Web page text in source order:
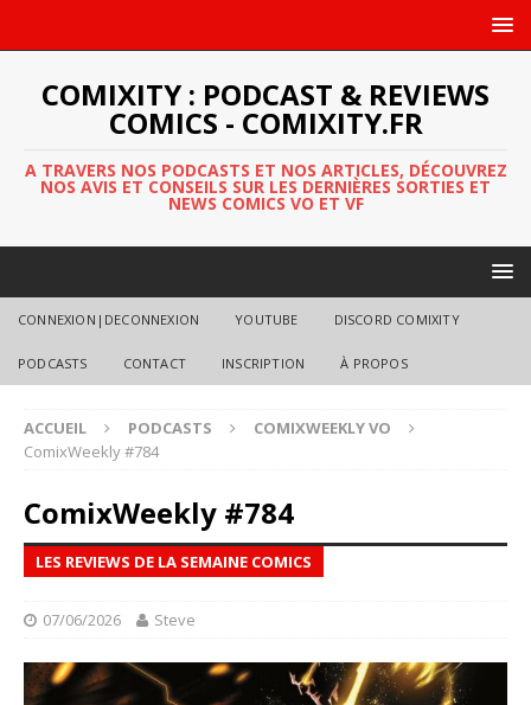
COMIXITY : PODCAST & REVIEWS
COMICS - COMIXITY.FR
A TRAVERS NOS PODCASTS ET NOS ARTICLES, DÉCOUVREZ
NOS AVIS ET CONSEILS SUR LES DERNIÈRES SORTIES ET
NEWS COMICS VO ET VF
CONNEXION|DECONNEXION YOUTUBE DISCORD COMIXITY
PODCASTS CONTACT INSCRIPTION À PROPOS
ACCUEIL PODCASTS
COMIXWEEKLY VO
ComixWeekly #784
ComixWeekly #784
LES REVIEWS DE LA SEMAINE COMICS
07/06/2026 Steve